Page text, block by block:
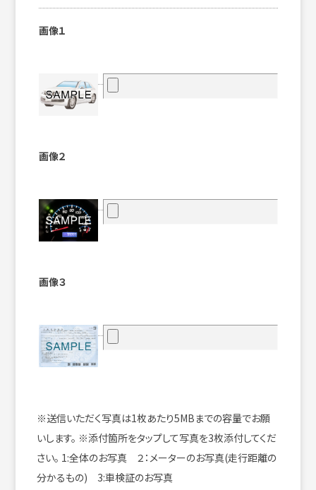
画像１
画像２
画像３
※送信いただく写真は1枚あたり5MBまでの容量でお願
いします。 ※添付箇所をタップして写真を3枚添付してくだ
さい。 1:全体のお写真 ２：メーターのお写真(走行距離の
分かるもの) 3:車検証のお写真